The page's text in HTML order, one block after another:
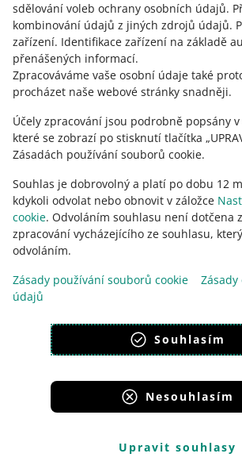
sdělování voleb ochrany osobních údajů.
kombinování údajů z jiných zdrojů údajů.
zařízení. Identifikace zařízení na základě
přenášených informací.
Zpracováváme vaše osobní údaje také
procházet naše webové stránky snadněji.
Účely zpracování jsou podrobně popsány
které se zobrazí po stisknutí tlačítka
Zásadách používání souborů cookie.
Souhlas je dobrovolný a platí po dobu 12
kdykoli odvolat nebo obnovit v záložce
cookie. Odvoláním souhlasu není dotčena
zpracování vycházejícího ze souhlasu,
odvoláním.
Zásady používání souborů cookie
údajů
Souhlasím
Nesouhlasím
Upravit souhlasy
VIZ STARŠÍ
Portály skupiny Allegro
Allegro.sk Allegro.hu